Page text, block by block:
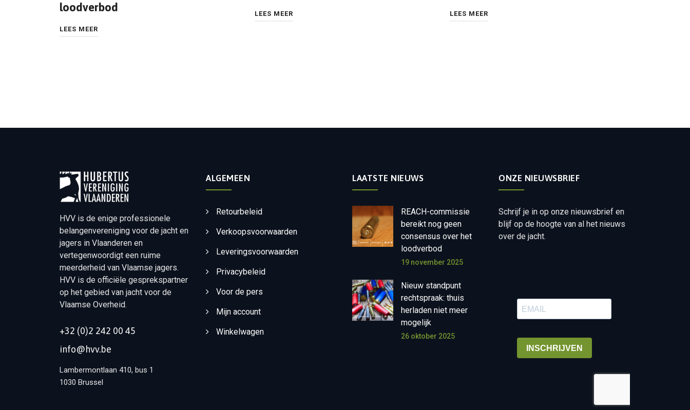
loodverbod
LEES MEER
LEES MEER LEES MEER
HVV is de enige professionele
belangenvereniging voor de jacht en
jagers in Vlaanderen en
vertegenwoordigt een ruime
meerderheid van Vlaamse jagers.
HVV is de officiële gesprekspartner
op het gebied van jacht voor de
Vlaamse Overheid.
+32 (0)2 242 00 45
info@hvv.be
Lambermontlaan 410, bus 1
1030 Brussel
ALGEMEEN
Retourbeleid
Verkoopsvoorwaarden
Leveringsvoorwaarden
Privacybeleid
Voor de pers
Mijn account
Winkelwagen
LAATSTE NIEUWS
REACH-commissie
bereikt nog geen
consensus over het
loodverbod
19 november 2025
Nieuw standpunt
rechtspraak: thuis
herladen niet meer
mogelijk
26 oktober 2025
ONZE NIEUWSBRIEF
Schrijf je in op onze nieuwsbrief en
blijf op de hoogte van al het nieuws
over de jacht.